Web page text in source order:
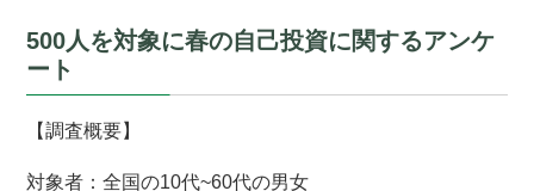
500人を対象に春の自己投資に関するアンケ
ート
【調査概要】
対象者：全国の10代~60代の男女